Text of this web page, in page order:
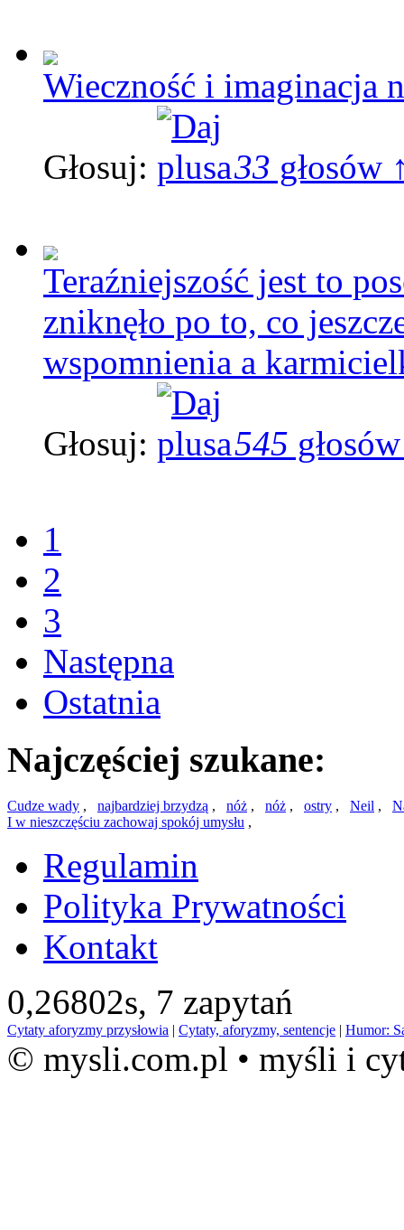
Wieczność i imaginacja
Głosuj: 33 głosów
Teraźniejszość jest to
zniknęło po to, co
wspomnienia a
Głosuj: 545
1
2
3
Następna
Ostatnia
Najczęściej szukane:
Cudze wady , najbardziej brzydzą , nóż , nóż , ostry , Neil ,
I w nieszczęściu zachowaj spokój umysłu ,
Regulamin
Polityka Prywatności
Kontakt
0,26802s, 7 zapytań
Cytaty aforyzmy przysłowia | Cytaty, aforyzmy, sentencje | Humor:
© mysli.com.pl • myśli i